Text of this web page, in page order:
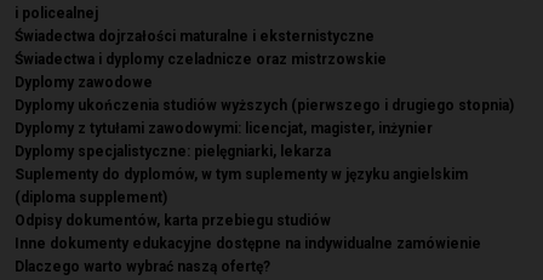
i policealnej
Świadectwa dojrzałości maturalne i eksternistyczne
Świadectwa i dyplomy czeladnicze oraz mistrzowskie
Dyplomy zawodowe
Dyplomy ukończenia studiów wyższych (pierwszego i drugiego stopnia)
Dyplomy z tytułami zawodowymi: licencjat, magister, inżynier
Dyplomy specjalistyczne: pielęgniarki, lekarza
Suplementy do dyplomów, w tym suplementy w języku angielskim
(diploma supplement)
Odpisy dokumentów, karta przebiegu studiów
Inne dokumenty edukacyjne dostępne na indywidualne zamówienie
Dlaczego warto wybrać naszą ofertę?